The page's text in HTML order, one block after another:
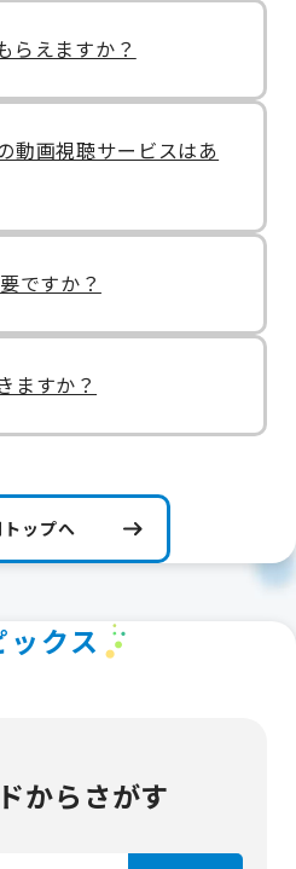
らえますか？
動画視聴サービスはあ
ですか？
ますか？
ップへ
ックス
からさがす